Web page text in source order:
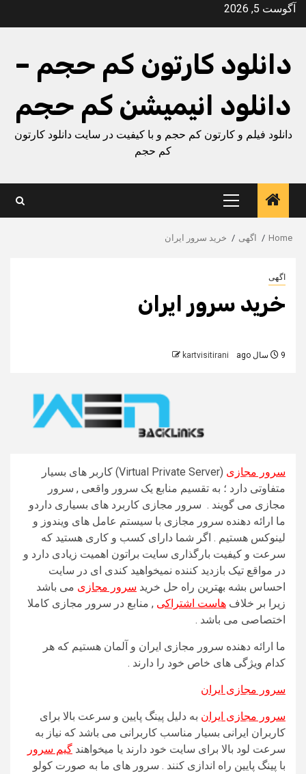
Skipآگوست 5, 2026
دانلود کارتون کم حجم –
دانلود انیمیشن کم حجم
دانلود فیلم و کارتون کم حجم و با کیفیت در سایت دانلود کارتون
کم حجم
Primary
Menu
Home اگهی خرید سرور ایران
اگهی
خرید سرور ایران
9 سال ago kartvisitirani
سرور مجازی
(Virtual Private Server) کاربر های بسیار
متفاوتی دارد ؛ به تقسیم منابع یک سرور واقعی , سرور
مجازی می گویند . سرور مجازی کاربرد های بسیاری داردو
ما ارائه دهنده سرور مجازی با سیستم عامل های ویندوز و
لینوکس هستیم . اگر شما دارای کسب و کاری هستید که
سرعت و کیفیت بارگذاری سایت براتون اهمیت زیادی دارد و
در مواقع تیک بازدید کننده نمیخواهید کندی ای در سایت
احساس بشه بهترین راه حل خرید سرور مجازی می باشد
زیرا بر خلاف هاست اشتراکی , منابع در سرور مجازی کاملا
اختصاصی می باشد .
ما ارائه دهنده سرور مجازی ایران و آلمان هستیم که هر
کدام ویژگی های خاص خود را دارند .
سرور مجازی ایران
سرور مجازی ایران به دلیل پینگ پایین و سرعت بالا برای
کاربران ایرانی بسیار مناسب کاربرانی می باشد که نیاز به
سرعت لود بالا برای سایت خود دارند یا میخواهند گیم سرور
با پینگ پایین راه اندازی کنند . سرور های ما به صورت کولو